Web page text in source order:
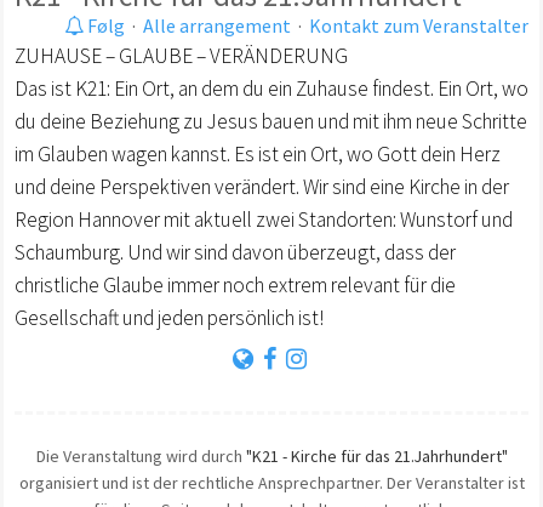
Følg · Alle arrangement · Kontakt zum Veranstalter
ZUHAUSE – GLAUBE – VERÄNDERUNG
Das ist K21: Ein Ort, an dem du ein Zuhause findest. Ein Ort, wo
du deine Beziehung zu Jesus bauen und mit ihm neue Schritte
im Glauben wagen kannst. Es ist ein Ort, wo Gott dein Herz
und deine Perspektiven verändert. Wir sind eine Kirche in der
Region Hannover mit aktuell zwei Standorten: Wunstorf und
Schaumburg. Und wir sind davon überzeugt, dass der
christliche Glaube immer noch extrem relevant für die
Gesellschaft und jeden persönlich ist!
Die Veranstaltung wird durch "K21 - Kirche für das 21.Jahrhundert"
organisiert und ist der rechtliche Ansprechpartner. Der Veranstalter ist